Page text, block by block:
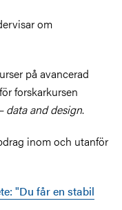
om
på avancerad
forskarkursen
data and design.
inom och utanför
"Du får en stabil